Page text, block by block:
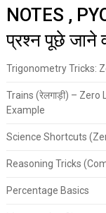
NOTES ,
प्रश्न पूछे जाने
Trigonometry Tricks:
Trains (रेलगाड़ी) –
Example
Science Shortcuts
Reasoning Tricks
Percentage Basics